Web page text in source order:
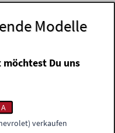
Modelle
möchtest Du uns
A
verkaufen